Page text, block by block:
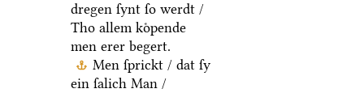
dregen ſynt ſo werdt /
Tho allem koͤpende
men erer begert.
Men ſprickt / dat ſy
ein ſalich Man /